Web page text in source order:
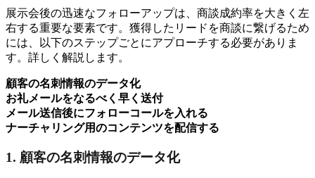
展示会後の迅速なフォローアップは、商談成約率を大きく左
右する重要な要素です。獲得したリードを商談に繋げるため
には、以下のステップごとにアプローチする必要がありま
す。詳しく解説します。
顧客の名刺情報のデータ化
お礼メールをなるべく早く送付
メール送信後にフォローコールを入れる
ナーチャリング用のコンテンツを配信する
1. 顧客の名刺情報のデータ化